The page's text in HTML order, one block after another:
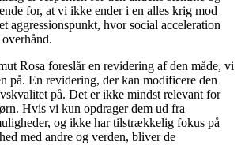
for, at vi ikke ender i en alles krig mod
aggressionspunkt, hvor social acceleration
en revidering af den måde, vi
på. En revidering, der kan modificere den
på. Det er ikke mindst relevant for
Hvis vi kun opdrager dem ud fra
og ikke har tilstrækkelig fokus på
med andre og verden, bliver de